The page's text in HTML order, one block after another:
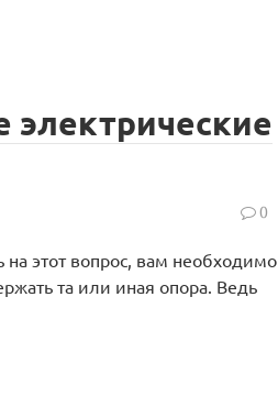
электрические
0
на этот вопрос, вам необходимо
та или иная опора. Ведь